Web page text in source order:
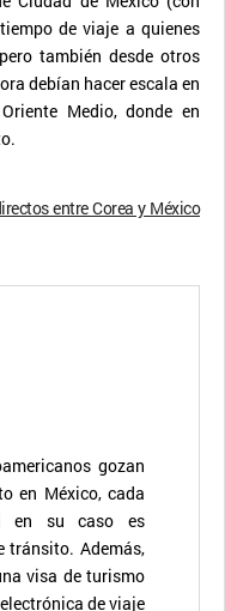
de viaje a quienes
también desde otros
debían hacer escala en
Medio, donde en
entre Corea y México
gozan
en México, cada
en su caso es
tránsito. Además,
visa de turismo
de viaje